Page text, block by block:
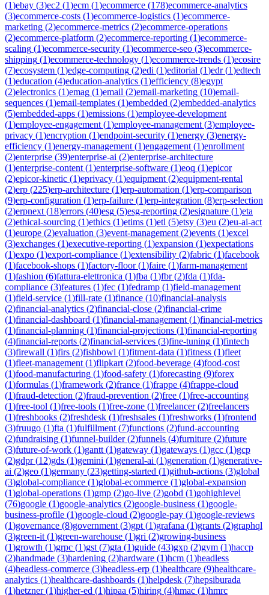
(1)ebay (3)ec2 (1)ecm (1)ecommerce (178)ecommerce-analytics
(3)ecommerce-costs (1)ecommerce-logistics (1)ecommerce-
marketing (2)ecommerce-metrics (2)ecommerce-operations
(2)ecommerce-platform (2)ecommerce-reporting (1)ecommerce-
scaling (1)ecommerce-security (1)ecommerce-seo (3)ecommerce-
shipping (1)ecommerce-technology (1)ecommerce-trends (1)ecosire
(7)ecosystem (1)edge-computing (2)edi (1)editorial (1)edr(1)edtech
(1)education (4)education-analytics (1)efficiency (8)egypt
(2)electronics (1)emag (1)email (2)email-marketing (10)email-
sequences (1)email-templates (1)embedded (2)embedded-analytics
(5)embedded-apps (1)emissions (1)employee-development
(1)employee-engagement (1)employee-management (3)employee-
privacy (1)encryption (1)endpoint-security (1)energy (3)energy-
efficiency (1)energy-management (1)engagement (1)enrollment
(2)enterprise (39)enterprise-ai (2)enterprise-architecture
(1)enterprise-content (1)enterprise-software (1)eoq (1)epicor
(2)epicor-kinetic (1)eprivacy (1)equipment (2)equipment-rental
(2)erp (225)erp-architecture (1)erp-automation (1)erp-comparison
(9)erp-configuration (1)erp-failure (1)erp-integration (8)erp-selection
(2)erpnext (18)errors (40)esg (5)esg-reporting (2)esignature (1)eta
(2)ethical-sourcing (1)ethics (1)etims (1)etl (5)etsy (3)eu (2)eu-ai-act
(1)europe (2)evaluation (3)event-management (2)events (1)excel
(3)exchanges (1)executive-reporting (1)expansion (1)expectations
(1)expo (1)export-compliance (1)extensibility (2)fabric (1)facebook
(1)facebook-shops (1)factory-floor(1)faire (1)farm-management
(1)fashion (6)fattura-elettronica (1)fba (1)fbr(2)fda (1)fda-
compliance (3)features (1)fec (1)fedramp (1)field-management
(1)field-service (1)fill-rate (1)finance (10)financial-analysis
(2)financial-analytics (2)financial-close (2)financial-crime
(1)financial-dashboard (1)financial-management (1)financial-metrics
(1)financial-planning (1)financial-projections (1)financial-reporting
(4)financial-reports (2)financial-services (3)fine-tuning (1)fintech
(3)firewall (1)firs (2)fishbowl (1)fitment-data (1)fitness (1)fleet
(1)fleet-management (1)flipkart (2)food-beverage (4)food-cost
(1)food-manufacturing (1)food-safety (1)forecasting (9)forex
(1)formulas (1)framework (2)france (1)frappe (4)frappe-cloud
(1)fraud-detection (2)fraud-prevention (2)free (1)free-accounting
(1)free-tool (1)free-tools (1)free-zone (1)freelancer(2)freelancers
(1)freshbooks (2)freshdesk (1)freshsales (1)freshworks (1)frontend
(3)fruugo (1)fta (1)fulfillment (7)functions (2)fund-accounting
(2)fundraising (1)funnel-builder(2)funnels (4)furniture (2)future
(3)future-of-work (1)gantt (1)gateway (1)gateways (1)gcc (1)gcp
(2)gdpr(12)gds (1)gemini (1)general-ai (1)generation (1)generative-
ai (2)geo (1)germany (23)getting-started (1)github-actions (3)global
(3)global-compliance (1)global-ecommerce (1)global-expansion
(1)global-operations (1)gmp (2)go-live (2)gobd (1)gohighlevel
(76)google (1)google-analytics (2)google-business (1)google-
business-profile (1)google-cloud (2)google-pay (1)google-reviews
(1)governance (8)government (3)gpt (1)grafana (1)grants (2)graphql
(3)green-it (1)green-warehouse (1)gri (2)growing-business
(1)growth (1)grpc (1)gst (7)gta (1)guide (43)gxp (2)gym (1)haccp
(2)handmade (3)hardening (2)hardware (1)hcm (1)headless
(4)headless-commerce (3)headless-erp (1)healthcare (9)healthcare-
analytics (1)healthcare-dashboards (1)helpdesk (7)hepsiburada
(1)hetzner(1)higher-ed (1)hipaa (5)hiring (4)hmac (1)hmrc